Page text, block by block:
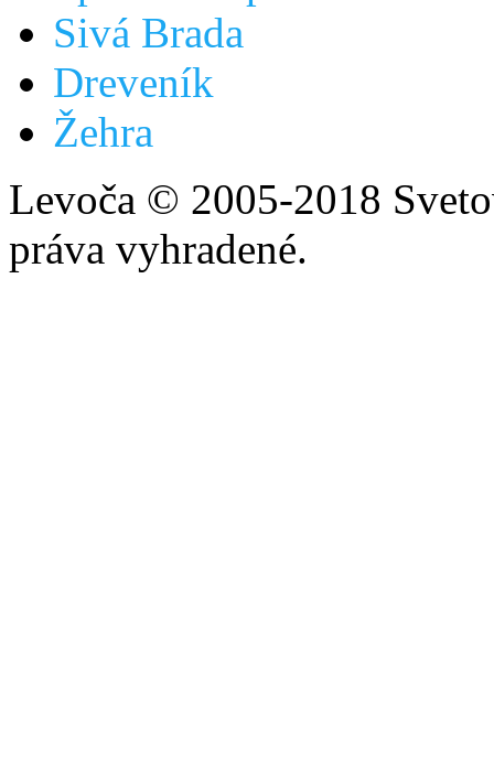
Sivá Brada
Dreveník
Žehra
Levoča © 2005-2018
práva vyhradené.